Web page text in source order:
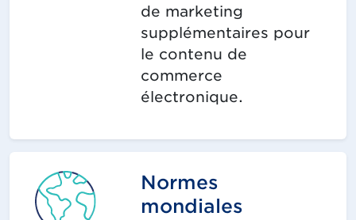
de marketing
supplémentaires pour
le contenu de
commerce
électronique.
Normes
mondiales